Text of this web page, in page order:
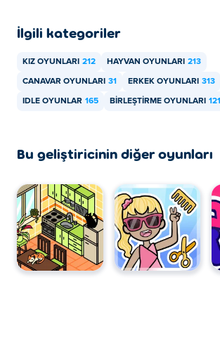
İlgili kategoriler
KIZ OYUNLARI 212 HAYVAN OYUNLARI 213
CANAVAR OYUNLARI 31 ERKEK OYUNLARI 313
IDLE OYUNLAR 165 BIRLEŞTIRME OYUNLARI 121
Bu geliştiricinin diğer oyunları